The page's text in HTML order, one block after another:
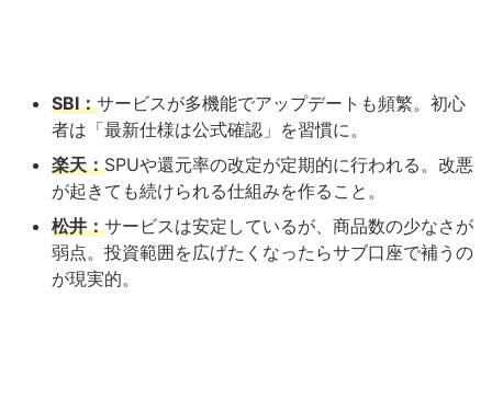
SBI：サービスが多機能でアップデートも頻繁。初心
者は「最新仕様は公式確認」を習慣に。
楽天：SPUや還元率の改定が定期的に行われる。改悪
が起きても続けられる仕組みを作ること。
松井：サービスは安定しているが、商品数の少なさが
弱点。投資範囲を広げたくなったらサブ口座で補うの
が現実的。